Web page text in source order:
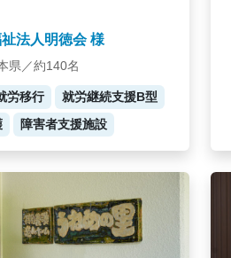
法人明徳会 様
県／約140名
労移行
就労継続支援B型
障害者支援施設